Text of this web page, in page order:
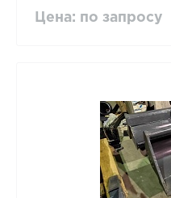
Цена: по запросу